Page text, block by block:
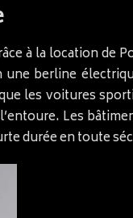
à la location de
berline
les voitures
Les
durée en toute